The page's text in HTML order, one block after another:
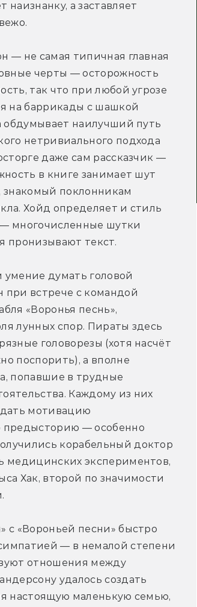
наизнанку, а заставляет
— не самая типичная главная
черты — осторожность
так что при любой угрозе
на баррикады с шашкой
обдумывает наилучший путь
нетривиального подхода
даже сам рассказчик —
в книге занимает шут
знакомый поклонникам
Хойд определяет и стиль
— многочисленные шутки
пронизывают текст.
умение думать головой
при встрече с командой
«Воронья песнь»,
лунных спор. Пираты здесь
головорезы (хотя насчёт
поспорить), а вполне
попавшие в трудные
Каждому из них
дать мотивацию
предысторию — особенно
корабельный доктор
медицинских экспериментов,
Хак, второй по значимости
с «Вороньей песни» быстро
— в немалой степени
отношения между
удалось создать
настоящую маленькую семью,